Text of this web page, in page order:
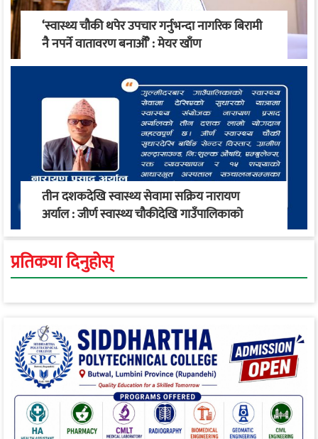
‘स्वास्थ्य चौकी थपेर उपचार गर्नुभन्दा नागरिक बिरामी
नै नपर्ने वातावरण बनाऔँ’ : मेयर खाँण
तीन दशकदेखि स्वास्थ्य सेवामा सक्रिय नारायण
अर्याल : जीर्ण स्वास्थ्य चौकीदेखि गाउँपालिकाको
स्वास्थ्य रूपान्तरण सम्म
प्रतिकया दिनुहोस्